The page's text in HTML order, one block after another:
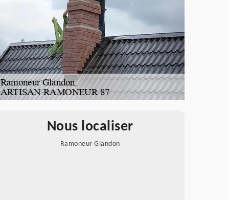
Nous localiser
Ramoneur Glandon